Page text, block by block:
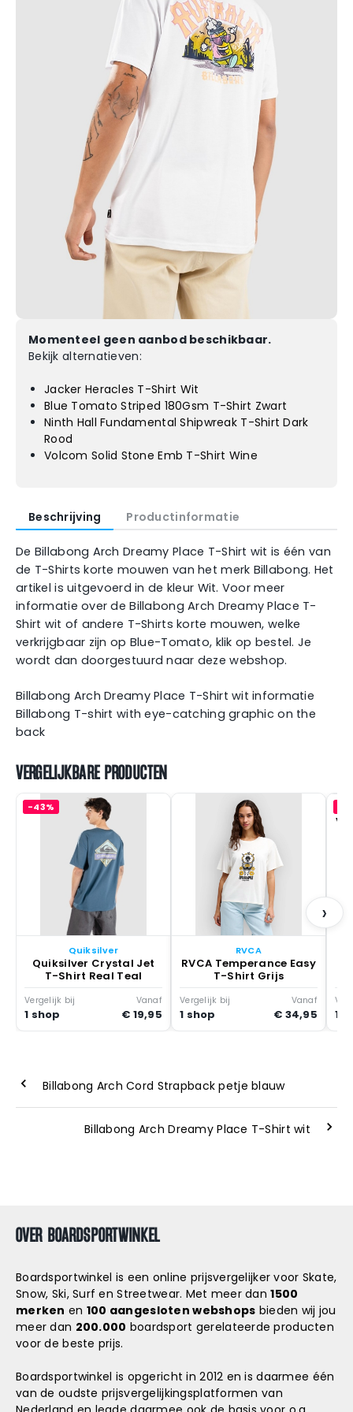
Momenteel geen aanbod beschikbaar.
Bekijk alternatieven:
Jacker Heracles T-Shirt Wit
Blue Tomato Striped 180Gsm T-Shirt Zwart
Ninth Hall Fundamental Shipwreak T-Shirt Dark
Rood
Volcom Solid Stone Emb T-Shirt Wine
Beschrijving Productinformatie
De Billabong Arch Dreamy Place T-Shirt wit is één van
de T-Shirts korte mouwen van het merk Billabong. Het
artikel is uitgevoerd in de kleur Wit. Voor meer
informatie over de Billabong Arch Dreamy Place T-
Shirt wit of andere T-Shirts korte mouwen, welke
verkrijgbaar zijn op Blue-Tomato, klik op bestel. Je
wordt dan doorgestuurd naar deze webshop.
Billabong Arch Dreamy Place T-Shirt wit informatie
Billabong T-shirt with eye-catching graphic on the
back
VERGELIJKBARE PRODUCTEN
-43%
Quiksilver
Quiksilver Crystal Jet
T-Shirt Real Teal
Vergelijk bij
1 shop
Vanaf
€ 19,95
RVCA
RVCA Temperance Easy
T-Shirt Grijs
Vergelijk bij
1 shop
Vanaf
€ 34,95 1
›
Billabong Arch Cord Strapback petje blauw
Billabong Arch Dreamy Place T-Shirt wit
OVER BOARDSPORTWINKEL
Boardsportwinkel is een online prijsvergelijker voor Skate,
Snow, Ski, Surf en Streetwear. Met meer dan1500
merken en 100 aangesloten webshops bieden wij jou
meer dan 200.000 boardsport gerelateerde producten
voor de beste prijs.
Boardsportwinkel is opgericht in 2012 en is daarmee één
van de oudste prijsvergelijkingsplatformen van